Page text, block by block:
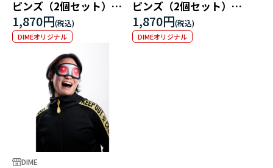
ピンズ（2個セット）
Type B
1,870円
DIMEオリジナル
ピンズ（2個セット）
Type C
1,870円
DIMEオリジナル
DIME